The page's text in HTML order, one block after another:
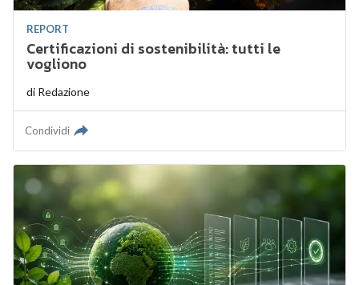
REPORT
Certificazioni di sostenibilità: tutti le
vogliono
di Redazione
Condividi